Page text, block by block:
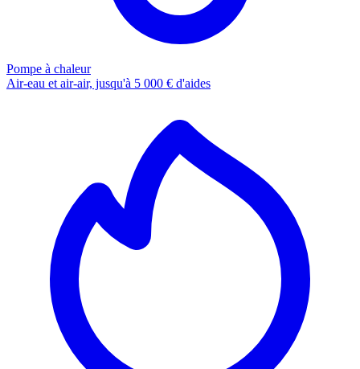
Pompe à chaleur
Air-eau et air-air, jusqu'à 5 000 € d'aides